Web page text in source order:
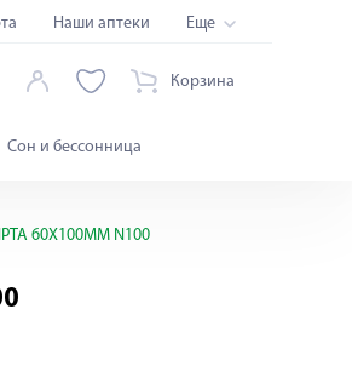
Наши аптеки Еще
Корзина
Сон и бессонница
60Х100ММ N100